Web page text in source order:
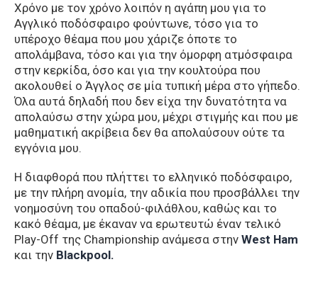
Χρόνο με τον χρόνο λοιπόν η αγάπη μου για το
Αγγλικό ποδόσφαιρο φούντωνε, τόσο για το
υπέροχο θέαμα που μου χάριζε όποτε το
απολάμβανα, τόσο και για την όμορφη ατμόσφαιρα
στην κερκίδα, όσο και για την κουλτούρα που
ακολουθεί ο Άγγλος σε μία τυπική μέρα στο γήπεδο.
Όλα αυτά δηλαδή που δεν είχα την δυνατότητα να
απολαύσω στην χώρα μου, μέχρι στιγμής και που με
μαθηματική ακρίβεια δεν θα απολαύσουν ούτε τα
εγγόνια μου.
Η διαφθορά που πλήττει το ελληνικό ποδόσφαιρο,
με την πλήρη ανομία, την αδικία που προσβάλλει την
νοημοσύνη του οπαδού-φιλάθλου, καθώς και το
κακό θέαμα, με έκαναν να ερωτευτώ έναν τελικό
Play-Off της Championship ανάμεσα στην West Ham
και την Blackpool.